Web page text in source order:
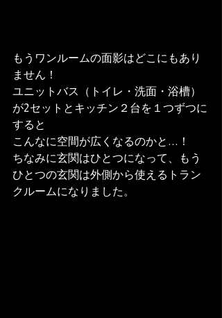
もうワンルームの面影はどこにもあり
ません！
ユニットバス（トイレ・洗面・浴槽）
が2セットとキッチン２台を１つずつに
すると
こんなに空間が広くなるのかと…！
ちなみに玄関はひとつになって、もう
ひとつの玄関は外側から使えるトラン
クルームになりました。